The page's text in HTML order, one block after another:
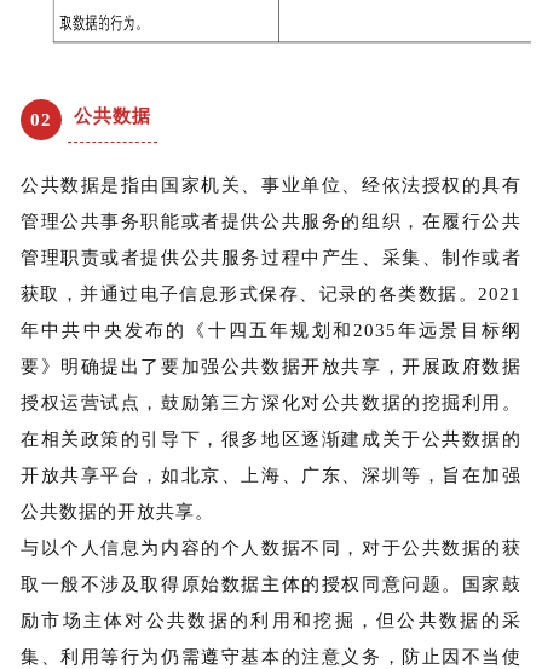
02 公共数据
公共数据是指由国家机关、事业单位、经依法授权的具有
管理公共事务职能或者提供公共服务的组织，在履行公共
管理职责或者提供公共服务过程中产生、采集、制作或者
获取，并通过电子信息形式保存、记录的各类数据。2021
年中共中央发布的《十四五年规划和2035年远景目标纲
要》明确提出了要加强公共数据开放共享，开展政府数据
授权运营试点，鼓励第三方深化对公共数据的挖掘利用。
在相关政策的引导下，很多地区逐渐建成关于公共数据的
开放共享平台，如北京、上海、广东、深圳等，旨在加强
公共数据的开放共享。
与以个人信息为内容的个人数据不同，对于公共数据的获
取一般不涉及取得原始数据主体的授权同意问题。国家鼓
励市场主体对公共数据的利用和挖掘，但公共数据的采
集、利用等行为仍需遵守基本的注意义务，防止因不当使